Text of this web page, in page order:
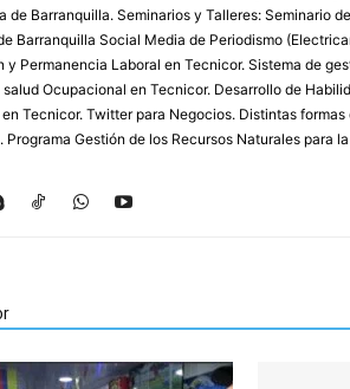
de Barranquilla. Seminarios y Talleres: Seminario
Barranquilla Social Media de Periodismo
Permanencia Laboral en Tecnicor. Sistema de
Ocupacional en Tecnicor. Desarrollo de
Tecnicor. Twitter para Negocios. Distintas formas
Programa Gestión de los Recursos Naturales para